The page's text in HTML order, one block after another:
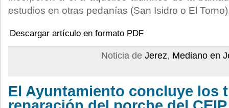
estudios en otras pedanías (San Isidro o El
Descargar artículo en formato PDF
Noticia de Jerez, Mediano en
El Ayuntamiento concluye los